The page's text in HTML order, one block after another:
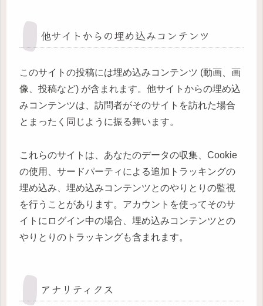
他サイトからの埋め込みコンテンツ
このサイトの投稿には埋め込みコンテンツ (動画、画
像、投稿など) が含まれます。他サイトからの埋め込
みコンテンツは、訪問者がそのサイトを訪れた場合
とまったく同じように振る舞います。
これらのサイトは、あなたのデータの収集、Cookie
の使用、サードパーティによる追加トラッキングの
埋め込み、埋め込みコンテンツとのやりとりの監視
を行うことがあります。アカウントを使ってそのサ
イトにログイン中の場合、埋め込みコンテンツとの
やりとりのトラッキングも含まれます。
アナリティクス